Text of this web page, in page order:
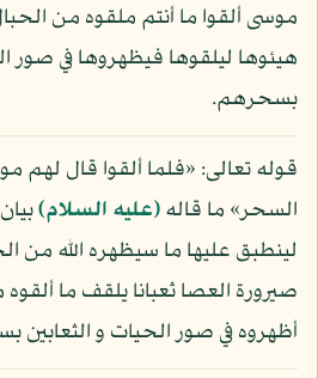
موسى ألقوا ما أنتم ملقوه من
هيئوها ليلقوها فيظهروها في صور
بسحرهم.
قوله تعالى: «فلما ألقوا قال لهم
السحر» ما قاله(عليه السلام)
لينطبق عليها ما سيظهره الله من
صيرورة العصا ثعبانا يلقف ما
أظهروه في صور الحيات و الثعابين